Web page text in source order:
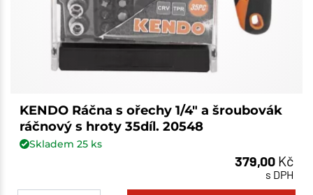
KENDO Ráčna s ořechy 1/4" a šroubovák
ráčnový s hroty 35díl. 20548
Skladem 25ks
379,00 Kč
s DPH